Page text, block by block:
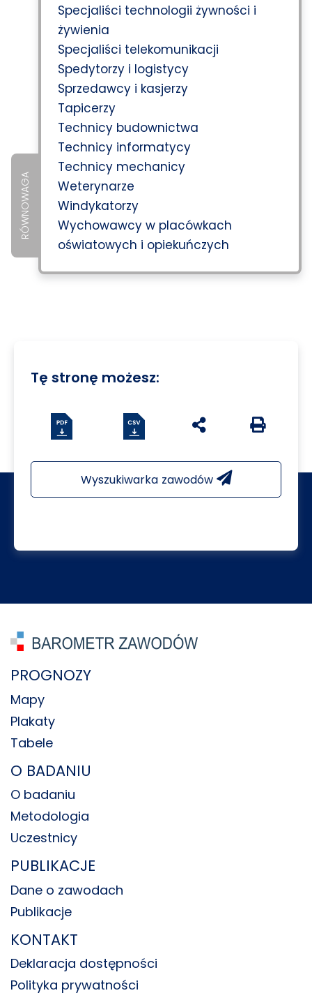
RÓWNOWAGA
Specjaliści technologii żywności i
żywienia
Specjaliści telekomunikacji
Spedytorzy i logistycy
Sprzedawcy i kasjerzy
Tapicerzy
Technicy budownictwa
Technicy informatycy
Technicy mechanicy
Weterynarze
Windykatorzy
Wychowawcy w placówkach
oświatowych i opiekuńczych
Tę stronę możesz:
Pobierz plik csvudostępnij na social
Generuj
Wyszukiwarka zawodów
PROGNOZY
Mapy
Plakaty
Tabele
O BADANIU
O badaniu
Metodologia
Uczestnicy
PUBLIKACJE
Dane o zawodach
Publikacje
KONTAKT
Deklaracja dostępności
Polityka prywatności